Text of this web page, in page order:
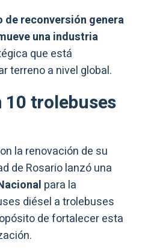
de reconversión genera
una industria
que está
terreno a nivel global.
10 trolebuses
la renovación de su
de Rosario lanzó una
para la
diésel a trolebuses
de fortalecer esta